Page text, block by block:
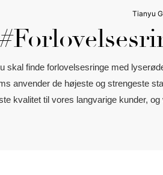
Tianyu
skal finde forlovelsesringe med
anvender de højeste og strengeste
kvalitet til vores langvarige kunder,